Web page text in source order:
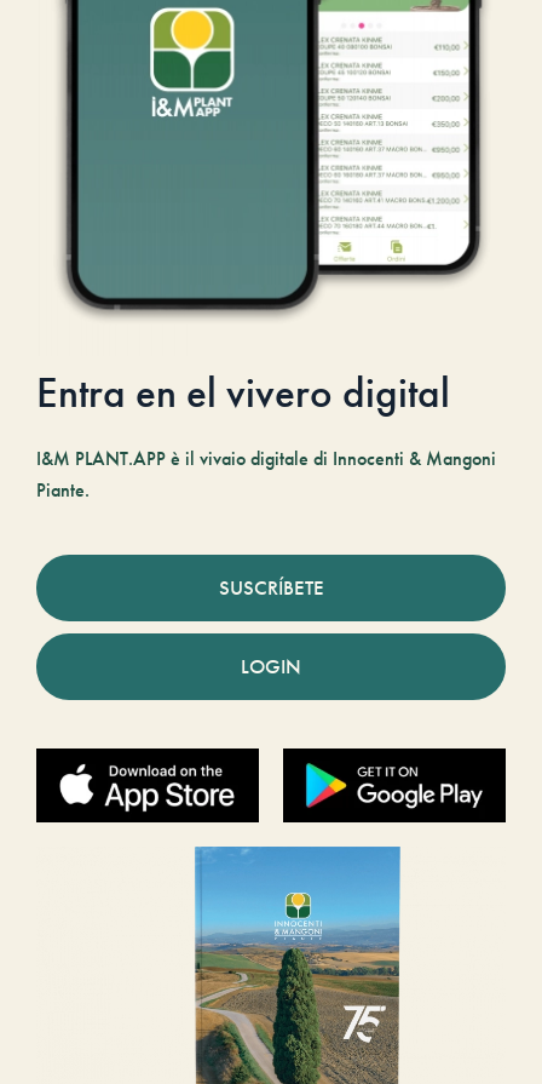
Entra en el vivero digital
I&M PLANT.APP è il vivaio digitale di Innocenti & Mangoni
Piante.
SUSCRÍBETE
LOGIN